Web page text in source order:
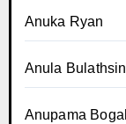
Anuka Ryan
Anula
Anupama